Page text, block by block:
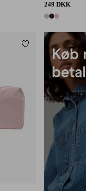
249 DKK
3 farver
Tilføj til favoritter
Læs mere